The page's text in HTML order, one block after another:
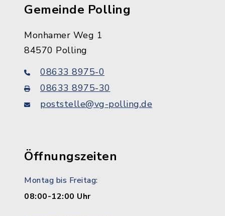
Gemeinde Polling
Monhamer Weg 1
84570 Polling
08633 8975-0
08633 8975-30
poststelle@vg-polling.de
Öffnungszeiten
Montag bis Freitag:
08:00-12:00 Uhr